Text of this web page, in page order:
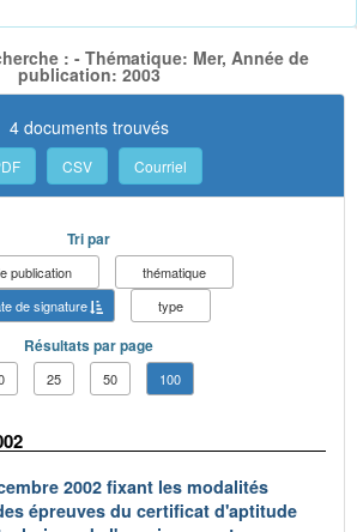
: - Thématique: Mer, Année de
publication: 2003
4 documents trouvés
CSV Courriel
Tri par
publication
thématique
de signature
type
Résultats par page
25 50 100
2002 fixant les modalités
épreuves du certificat d'aptitude